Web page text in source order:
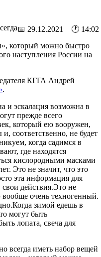
📅 29.12.2021 🕐 14:02
который можно быстро
наступления России на
КГГА Андрей
.
и эскалация возможна в
прежде всего
который ею вооружен,
соответственно, не будет
когда садимся в
где находятся
кислородными масками
Это не значит, что это
эта информация для
действия.Это не
вообще очень техногенный.
зимой едешь в
могут быть
лопата, свеча для
всегда иметь набор вещей